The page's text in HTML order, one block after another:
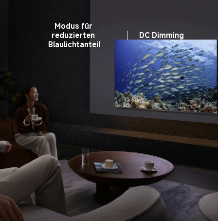
Modus für
reduzierten
Blaulichtanteil
DC Dimming